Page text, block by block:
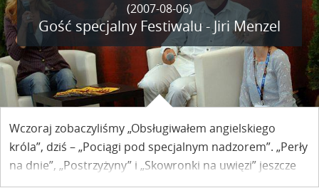
(2007-08-06)
Gość specjalny Festiwalu - Jiri Menzel
Wczoraj zobaczyliśmy „Obsługiwałem angielskiego
króla”, dziś – „Pociągi pod specjalnym nadzorem”. „Perły
na dnie”, „Postrzyżyny” i „Skowronki na uwięzi” jeszcze
przed nami. Filmy Jiriego Menzla są niejako znakiem